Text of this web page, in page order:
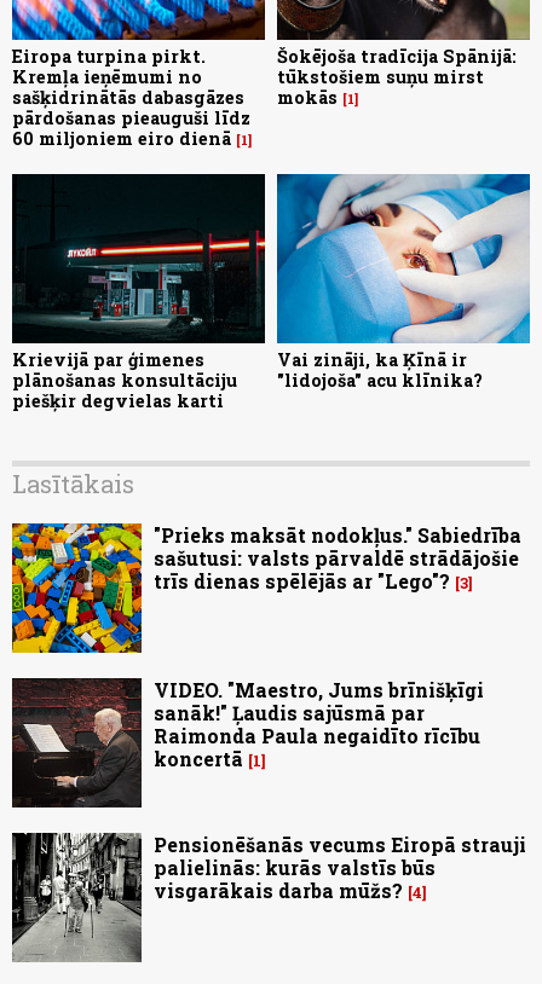
Eiropa turpina pirkt.
Kremļa ieņēmumi no
sašķidrinātās dabasgāzes
pārdošanas pieauguši līdz
60 miljoniem eiro dienā 1
Šokējoša tradīcija Spānijā:
tūkstošiem suņu mirst
mokās
1
Krievijā par ģimenes
plānošanas konsultāciju
piešķir degvielas karti
Vai zināji, ka Ķīnā ir
"lidojoša" acu klīnika?
Lasītākais
"Prieks maksāt nodokļus." Sabiedrība
sašutusi: valsts pārvaldē strādājošie
trīs dienas spēlējās ar "Lego"? 3
VIDEO. "Maestro, Jums brīnišķīgi
sanāk!" Ļaudis sajūsmā par
Raimonda Paula negaidīto rīcību
koncertā
1
Pensionēšanās vecums Eiropā strauji
palielinās: kurās valstīs būs
visgarākais darba mūžs? 4